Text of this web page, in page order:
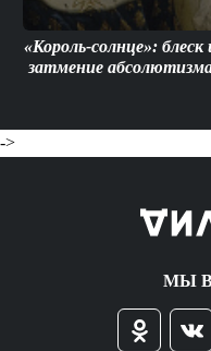
«Король-солнце»: блеск
затмение
->
МЫ